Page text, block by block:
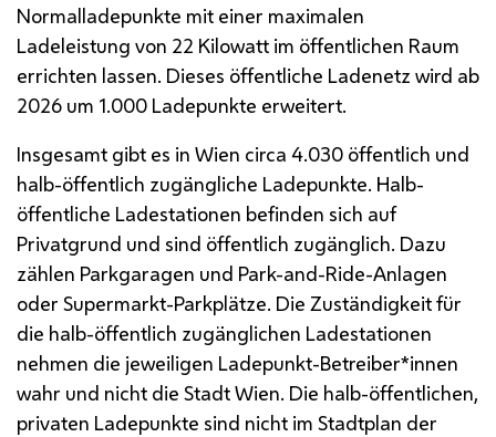
Normalladepunkte mit einer maximalen
Ladeleistung von 22 Kilowatt im öffentlichen Raum
errichten lassen. Dieses öffentliche Ladenetz wird ab
2026 um 1.000 Ladepunkte erweitert.
Insgesamt gibt es in Wien circa 4.030 öffentlich und
halb-öffentlich zugängliche Ladepunkte. Halb-
öffentliche Ladestationen befinden sich auf
Privatgrund und sind öffentlich zugänglich. Dazu
zählen Parkgaragen und Park-and-Ride-Anlagen
oder Supermarkt-Parkplätze. Die Zuständigkeit für
die halb-öffentlich zugänglichen Ladestationen
nehmen die jeweiligen Ladepunkt-Betreiber*innen
wahr und nicht die Stadt Wien. Die halb-öffentlichen,
privaten Ladepunkte sind nicht im Stadtplan der